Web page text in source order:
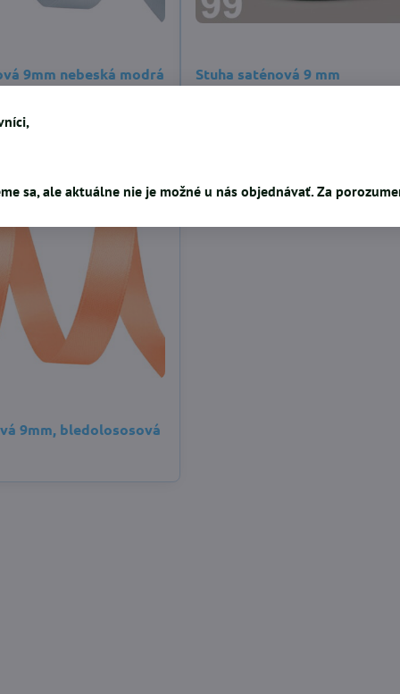
9mm nebeská modrá
Stuha saténová 9 mm
papradiazelená
9mm, bledolososová
sa, ale aktuálne nie je možné u nás objednávať. Za